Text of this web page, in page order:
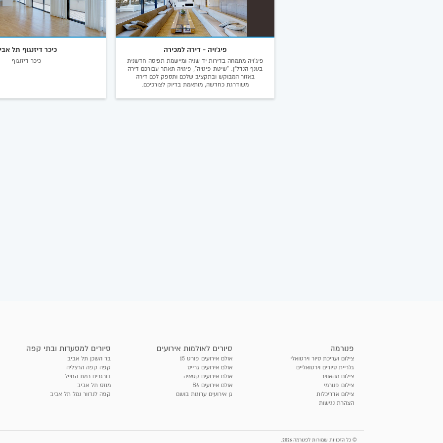
פיג'ויה - דירה למכירה
פיג'ויה מתמחה בדירות יד שניה ומיישמת תפיסה חדשנית
בענף הנדל"ן: "שיטת פיגויה", פיגויה תאתר עבורכם דירה
באזור המבוקש ובתקציב שלכם ותספק לכם דירה
משודרגת כחדשה, מותאמת בדיוק לצורכיכם.
כיכר דיזנגוף תל
כיכר דיזנגוף
פנורמה
צילום ועריכת סיור וירטואלי
גלריית סיורים וירטואליים
צילום מהאוויר
צילום פנורמי
צילום אדריכלות
הצהרת נגישות
סיורים לאולמות אירועים
אולם אירועים פורט 15
אולם אירועים גרייס
אולם אירועים קסאיה
אולם אירועים B4
גן אירועים ערוגות בושם
סיורים למסעדות ובתי קפה
בר השכן תל אביב
קפה קפה הרצליה
בורגרים רמת החייל
מוזס תל אביב
קפה לנדוור נמל תל אביב
© כל הזכויות שמורות לפנורמה 2026.